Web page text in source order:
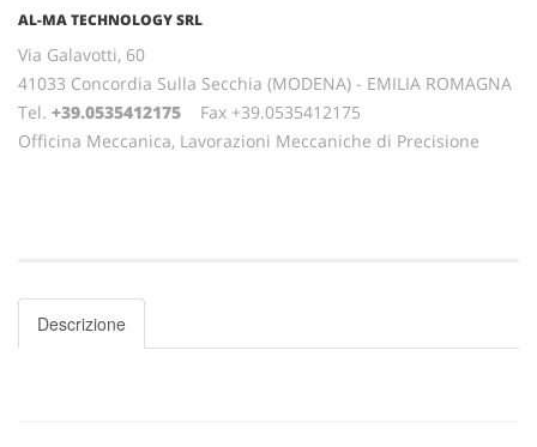
AL-MA TECHNOLOGY SRL
Via Galavotti, 60
41033 Concordia Sulla Secchia (MODENA) - EMILIA ROMAGNA
Tel. +39.0535412175 Fax +39.0535412175
Officina Meccanica, Lavorazioni Meccaniche di Precisione
Descrizione